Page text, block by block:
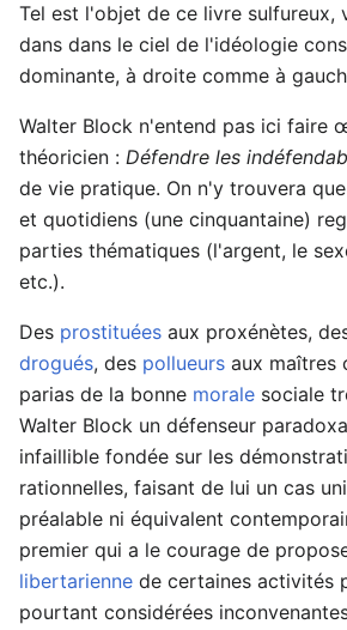
Tel est l'objet de ce livre sulfureux,
dans dans le ciel de l'idéologie
dominante, à droite comme à
Walter Block n'entend pas ici faire
théoricien : Défendre les
de vie pratique. On n'y trouvera
et quotidiens (une cinquantaine)
parties thématiques (l'argent, le
etc.).
Des prostituées aux proxénètes,
drogués, des pollueurs aux maîtres
parias de la bonne morale sociale
Walter Block un défenseur
infaillible fondée sur les
rationnelles, faisant de lui un cas
préalable ni équivalent
premier qui a le courage de
libertarienne de certaines activités
pourtant considérées